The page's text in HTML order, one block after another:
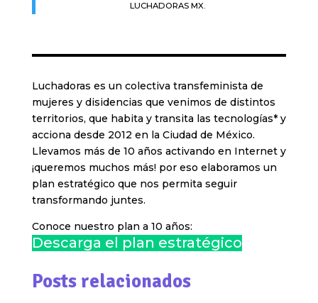
LUCHADORAS MX.
Luchadoras es un colectiva transfeminista de
mujeres y disidencias que venimos de distintos
territorios, que habita y transita las tecnologías* y
acciona desde 2012 en la Ciudad de México.
Llevamos más de 10 años activando en Internet y
¡queremos muchos más! por eso elaboramos un
plan estratégico que nos permita seguir
transformando juntes.
Conoce nuestro plan a 10 años:
Descarga el plan estratégico
Posts relacionados